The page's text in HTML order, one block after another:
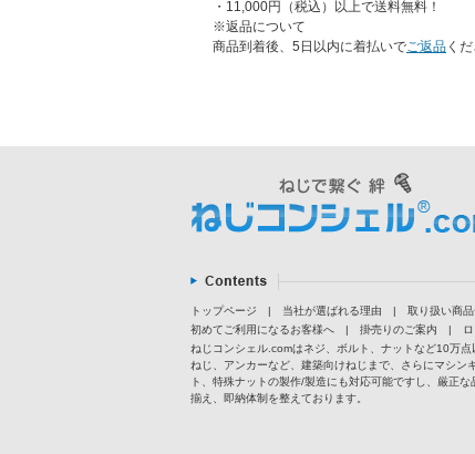
・11,000円（税込）以上で送料無料！
※返品について
商品到着後、5日以内に着払いでご返品 くだ
トップページ | 当社が選ばれる理由 | 取り扱い商品
初めてご利用になるお客様へ
| 掛売りのご案内 |
ねじコンシェル.comはネジ、ボルト、ナットなど10万
ねじ、アンカーなど、建築向けねじまで、さらにマシ
ト、特殊ナットの製作/製造にも対応可能ですし、厳正
揃え、即納体制を整えております。